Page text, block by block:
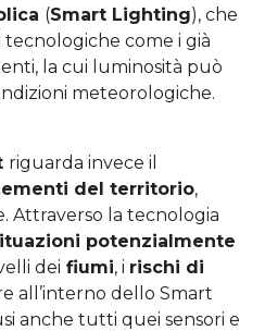
(Smart Lighting), che
come i già
la cui luminosità può
meteorologiche.
riguarda invece il
del territorio,
Attraverso la tecnologia
potenzialmente
dei fiumi, i rischi di
all’interno dello Smart
anche tutti quei sensori e